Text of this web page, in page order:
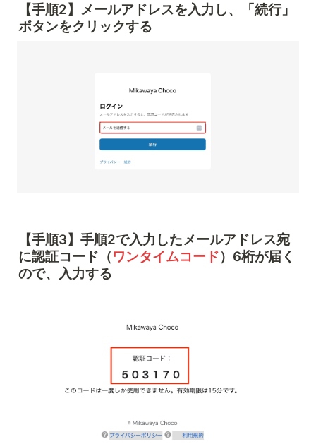
【手順2】メールアドレスを入力し、「続行」
ボタンをクリックする
【手順3】手順2で入力したメールアドレス宛
に認証コード（ワンタイムコード）6桁が届く
ので、入力する